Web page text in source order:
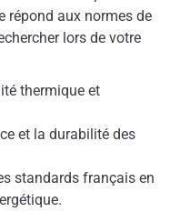
répond aux normes de
lors de votre
thermique et
et la durabilité des
standards français en